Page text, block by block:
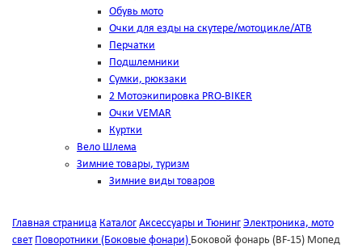
Обувь мото
Очки для езды на скутере/мотоцикле/АТВ
Перчатки
Подшлемники
Сумки, рюкзаки
2 Мотоэкипировка PRO-BIKER
Очки VEMAR
Куртки
Вело Шлема
Зимние товары, туризм
Зимние виды товаров
Главная страница Каталог Аксессуары и Тюнинг Электроника, мото
свет Поворотники (Боковые фонари) Боковой фонарь (BF-15) Мопед